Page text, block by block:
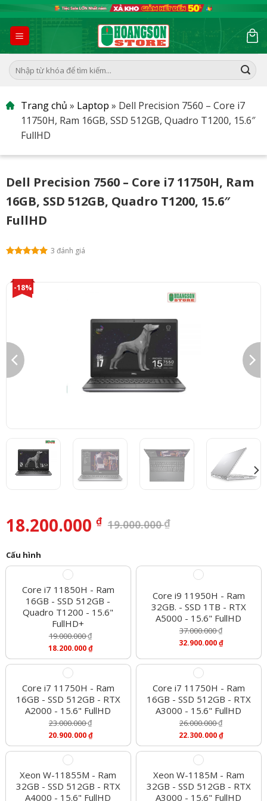
to
content
Tìm
kiếm:
Trang chủ » Laptop » Dell Precision 7560 – Core i7
11750H, Ram 16GB, SSD 512GB, Quadro T1200, 15.6″
FullHD
Dell Precision 7560 – Core i7 11750H, Ram
16GB, SSD 512GB, Quadro T1200, 15.6″
FullHD
3 đánh giá
-18%
18.200.000 ₫ 19.000.000₫
Cấu hình
Core i7 11850H - Ram
16GB - SSD 512GB -
Quadro T1200 - 15.6"
FullHD+
19.000.000₫
Gốc
Là:
18.200.000₫
Giá
Là:
18.200.000 ₫.
Core i9 11950H - Ram
32GB. - SSD 1TB - RTX
A5000 - 15.6" FullHD
37.000.000₫
Là:
32.900.000₫
Hiện
32.900.000 ₫.
Core i7 11750H - Ram
16GB - SSD 512GB - RTX
A2000 - 15.6" FullHD
23.000.000₫
Gốc
Là:
20.900.000₫
Giá
Là:
20.900.000 ₫.
Core i7 11750H - Ram
16GB - SSD 512GB - RTX
A3000 - 15.6" FullHD
26.000.000₫
Gốc
Là:
22.300.000₫
Giá
22.300.000 ₫.
Xeon W-11855M - Ram
32GB - SSD 512GB - RTX
A4000 - 15.6" FullHD
Xeon W-1185M - Ram
32GB - SSD 512GB - RTX
A3000 - 15.6" FullHD